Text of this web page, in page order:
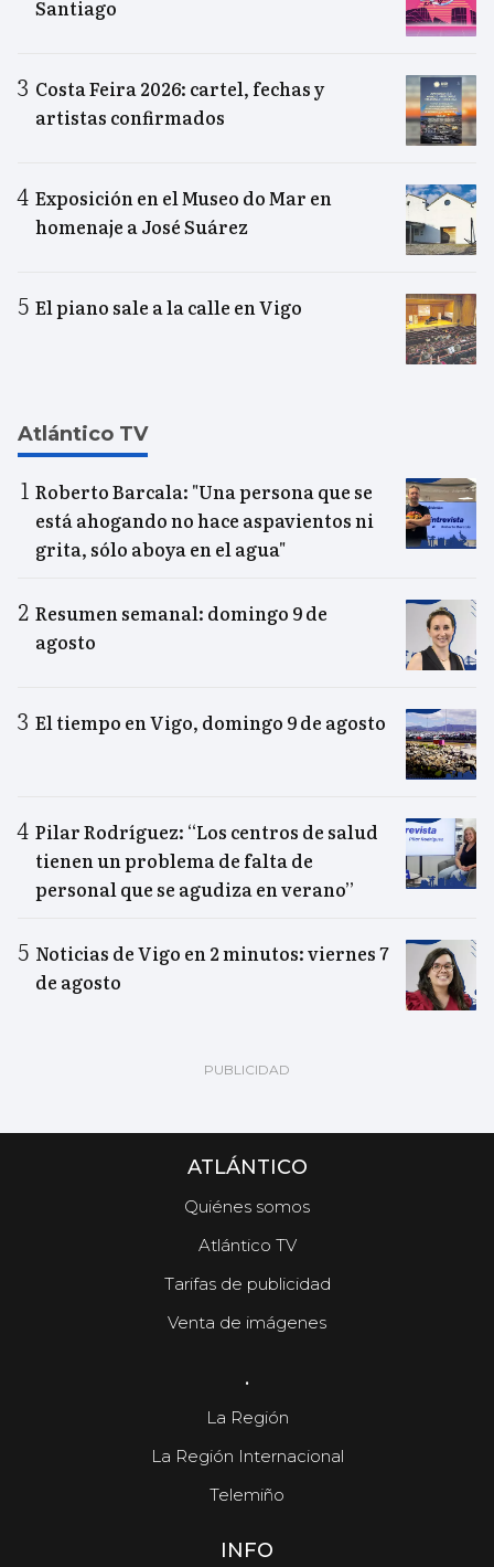
Santiago
Costa Feira 2026: cartel, fechas y
artistas confirmados
Exposición en el Museo do Mar en
homenaje a José Suárez
El piano sale a la calle en Vigo
Atlántico TV
Roberto Barcala: "Una persona que se
está ahogando no hace aspavientos ni
grita, sólo aboya en el agua"
Resumen semanal: domingo 9 de
agosto
El tiempo en Vigo, domingo 9 de agosto
Pilar Rodríguez: “Los centros de salud
tienen un problema de falta de
personal que se agudiza en verano”
Noticias de Vigo en 2 minutos: viernes 7
de agosto
ATLÁNTICO
Quiénes somos
Atlántico TV
Tarifas de publicidad
Venta de imágenes
.
La Región
La Región Internacional
Telemiño
INFO